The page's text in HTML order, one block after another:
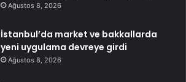
Ağustos 8, 2026
İstanbul’da market ve bakkallarda
yeni uygulama devreye girdi
Ağustos 8, 2026